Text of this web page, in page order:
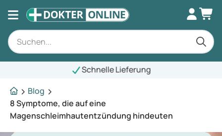
Schnelle Lieferung
Blog
8 Symptome, die auf eine
Magenschleimhautentzündung hindeuten